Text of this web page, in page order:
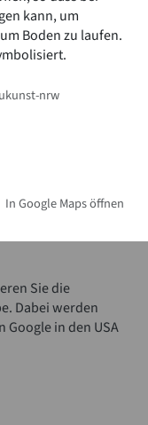
kann, um
Boden zu laufen.
nrw
In Google Maps öffnen
Sie die
Dabei werden
Google in den USA